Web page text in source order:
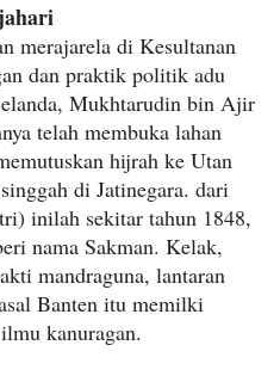
merajarela di Kesultanan
dan praktik politik adu
Mukhtarudin bin Ajir
telah membuka lahan
hijrah ke Utan
di Jatinegara. dari
inilah sekitar tahun 1848,
nama Sakman. Kelak,
mandraguna, lantaran
Banten itu memilki
kanuragan.